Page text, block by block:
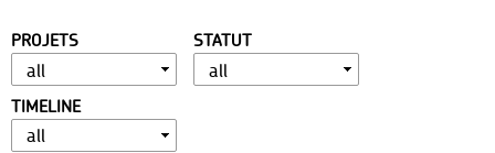
présentation
distinctions
publications
portfolio
contact
PROJETS STATUT
TIMELINE